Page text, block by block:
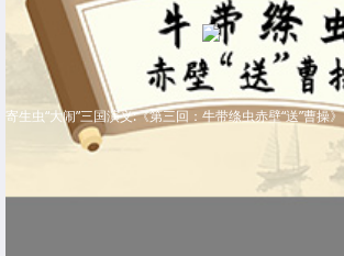
寄生虫“大闹”三国演义:《第三回：牛带绦虫赤壁“送”曹操》